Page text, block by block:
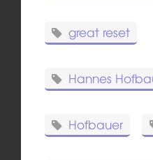
great reset
Hannes
Hofbauer